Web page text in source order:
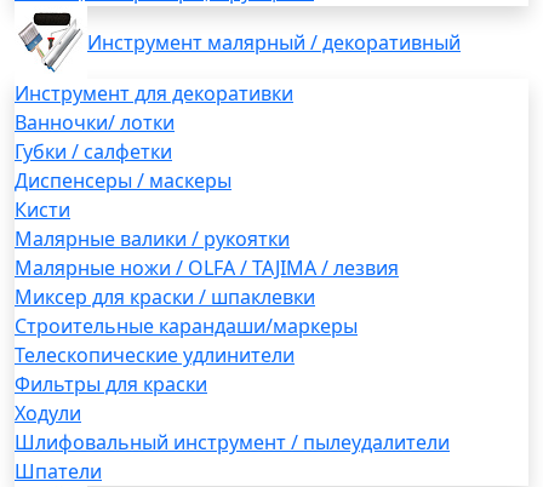
Инструмент малярный / декоративный
Инструмент для декоративки
Ванночки/ лотки
Губки / салфетки
Диспенсеры / маскеры
Кисти
Малярные валики / рукоятки
Малярные ножи / OLFA / TAJIMA / лезвия
Миксер для краски / шпаклевки
Строительные карандаши/маркеры
Телескопические удлинители
Фильтры для краски
Ходули
Шлифовальный инструмент / пылеудалители
Шпатели